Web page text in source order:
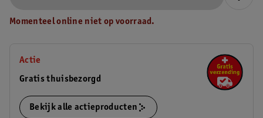
Momenteel online niet op voorraad.
Actie
Gratis thuisbezorgd
Bekijk alle actieproducten